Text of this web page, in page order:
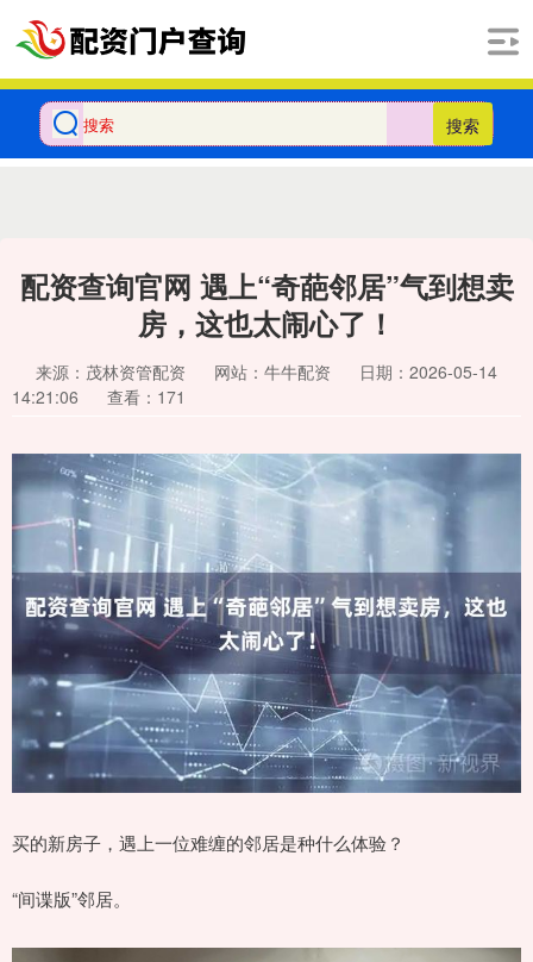
搜索
配资查询官网 遇上“奇葩邻居”气到想卖
房，这也太闹心了！
来源：茂林资管配资 网站：牛牛配资
日期：2026-05-14
14:21:06
查看：171
买的新房子，遇上一位难缠的邻居是种什么体验？
“间谍版”邻居。